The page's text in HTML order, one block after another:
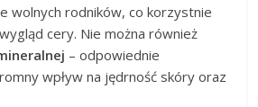
wolnych rodników, co korzystnie
cery. Nie można również
– odpowiednie
wpływ na jędrność skóry oraz